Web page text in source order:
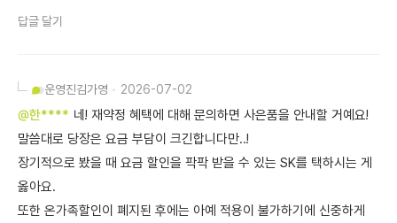
답글 달기
운영진김가영 2026-07-02
@한**** 네! 재약정 혜택에 대해 문의하면 사은품을 안내할 거예요!
말씀대로 당장은 요금 부담이 크긴합니다만..!
장기적으로 봤을 때 요금 할인을 팍팍 받을 수 있는 SK를 택하시는 게
옳아요.
또한 온가족할인이 폐지된 후에는 아예 적용이 불가하기에 신중하게